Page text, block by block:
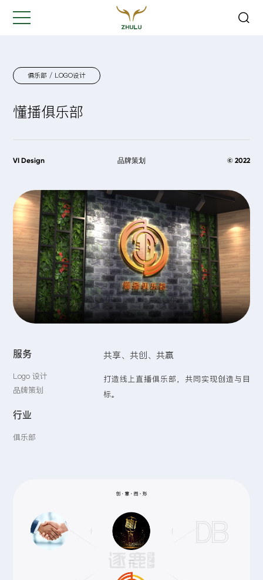
俱乐部 / LOGO设计
懂播俱乐部
VI Design 品牌策划 © 2022
服务
Logo 设计
品牌策划
行业
俱乐部
共享、共创、共赢
打造线上直播俱乐部，共同实现创造与目
标。
是我们最重要的工作之一...
您的姓名:*
联系方式:*
您的需求:
留言: